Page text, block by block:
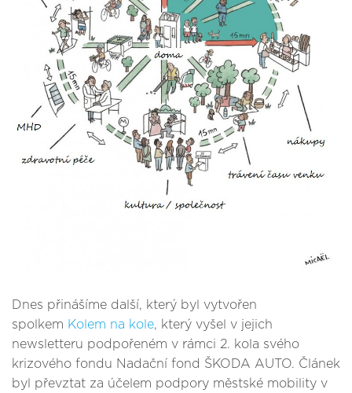
Dnes přinášíme další, který byl vytvořen
spolkem Kolem na kole, který vyšel v jejich
newsletteru podpořeném v rámci 2. kola svého
krizového fondu Nadační fond ŠKODA AUTO. Článek
byl převztat za účelem podpory městské mobility v